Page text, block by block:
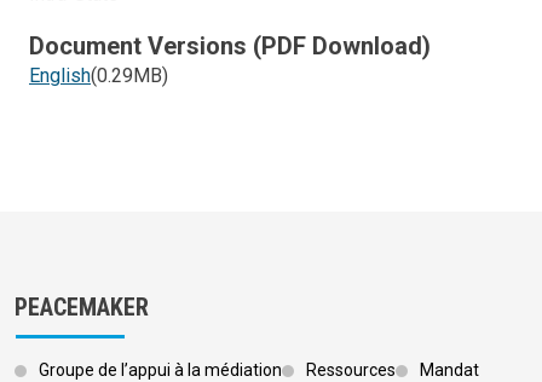
Document Versions (PDF Download)
English(0.29MB)
PEACEMAKER
Groupe de l’appui à la médiation Ressources
Mandat